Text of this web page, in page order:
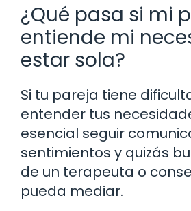
¿Qué pasa si mi
entiende mi
estar sola?
Si tu pareja tiene
entender tus
esencial seguir
sentimientos y quizás
de un terapeuta o
pueda mediar.